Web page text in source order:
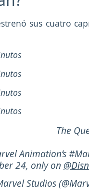
sus cuatro
The
Animation’s
24, only on
Studios